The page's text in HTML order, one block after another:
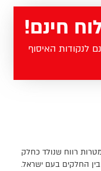
חינם!
חינם לנקודות האיסוף
רווח שנולד כחלק
החלקים בעם ישראל.